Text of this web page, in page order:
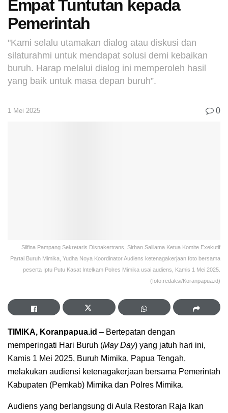
Empat Tuntutan kepada
Pemerintah
"Kami selalu utamakan dialog atau diskusi dan
silaturahmi untuk mendapat solusi demi kebaikan
buruh. Harap melalui dialog ini memperoleh hasil
yang baik untuk masa depan buruh”.
1 Mei 2025 0
Silfina Pampang Sekretaris Disnakertrans, Sirhan Salilama Ketua Komite Exekutif
Partai Buruh Mimika, Yudha Noya Koordinator Audiens ketenagakerjaan foto bersama
peserta Iptu Putu Kasat Intelkam Polres Mimika usai audiens, Kamis 1 Mei 2025.
(foto:redaksi/Koranpapua.id)
TIMIKA, Koranpapua.id – Bertepatan dengan
memperingati Hari Buruh (May Day) yang jatuh hari ini,
Kamis 1 Mei 2025, Buruh Mimika, Papua Tengah,
melakukan audiensi ketenagakerjaan bersama Pemerintah
Kabupaten (Pemkab) Mimika dan Polres Mimika.
Audiens yang berlangsung di Aula Restoran Raja Ikan